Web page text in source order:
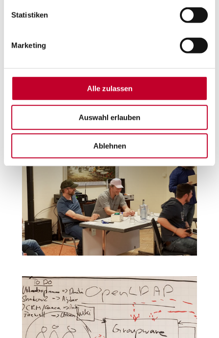
Statistiken
Marketing
Alle zulassen
Auswahl erlauben
Ablehnen